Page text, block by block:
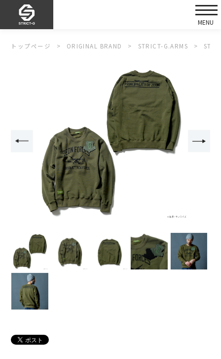
トップページ ORIGINAL BRAND STRICT-G.ARMS